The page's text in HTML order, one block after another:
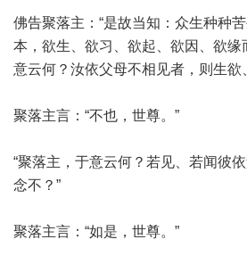
佛告聚落主：“是故当知：众生种种
本，欲生、欲习、欲起、欲因、欲
意云何？汝依父母不相见者，则生欲
聚落主言：“不也，世尊。”
“聚落主，于意云何？若见、若闻彼
念不？”
聚落主言：“如是，世尊。”